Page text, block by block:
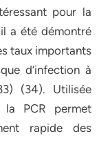
pour la
a été démontré
taux importants
d’infection à
(34). Utilisée
la PCR permet
rapide des